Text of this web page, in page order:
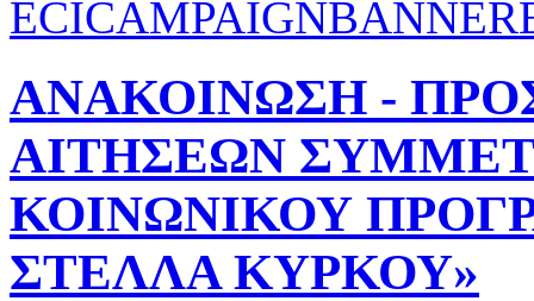
ΑΝΑΚΟΙΝΩΣΗ -
ΑΙΤΗΣΕΩΝ
ΚΟΙΝΩΝΙΚΟΥ
ΣΤΕΛΛΑ ΚΥΡΚΟΥ»